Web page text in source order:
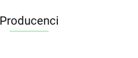
Producenci